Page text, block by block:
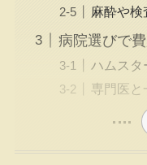
麻酔や検
病院選びで
ハムスタ
専門医と